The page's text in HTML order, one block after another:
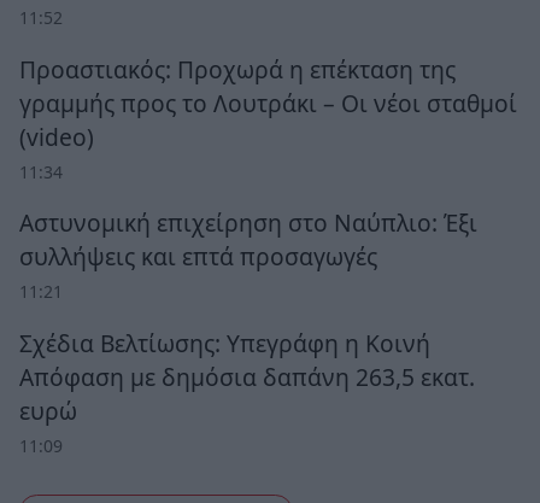
11:52
Προαστιακός: Προχωρά η επέκταση της
γραμμής προς το Λουτράκι – Οι νέοι σταθμοί
(video)
11:34
Αστυνομική επιχείρηση στο Ναύπλιο: Έξι
συλλήψεις και επτά προσαγωγές
11:21
Σχέδια Βελτίωσης: Υπεγράφη η Κοινή
Απόφαση με δημόσια δαπάνη 263,5 εκατ.
ευρώ
11:09